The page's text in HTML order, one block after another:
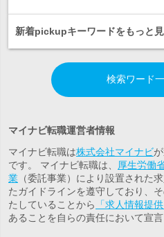
新着pickupキーワードをもっと
検索ワード
マイナビ転職運営者情報
マイナビ転職は株式会社マイナビ
です。 マイナビ転職は、
厚生労働
業 （委託事業）により設置された
たガイドラインを遵守しており、
たしていることから
「求人情報提
あることを自らの責任において宣言